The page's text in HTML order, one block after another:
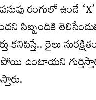
రంగులో ఉండే
సిబ్బందికి
కనిపిస్తే.. రైలు
ఉంటాయని